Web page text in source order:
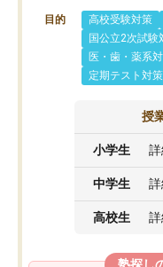
目的 高校受験対策
国公立2次試験
医・歯・薬系
定期テスト対策
授
小学生
中学生
高校生
塾探し